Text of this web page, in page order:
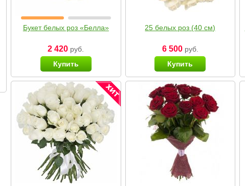
Букет белых роз «Белла»
2 420 руб.
Купить
25 белых роз (40 см)
6 500руб.
Купить